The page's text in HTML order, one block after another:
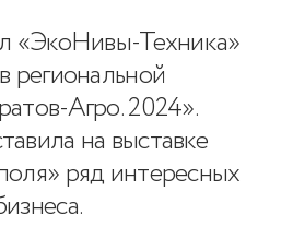
«ЭкоНивы-Техника»
региональной
Агро. 2024».
на выставке
ряд интересных